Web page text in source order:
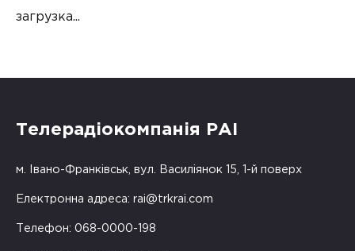
загрузка...
Телерадіокомпанія РАІ
м. Івано-Франківськ, вул. Василіянок 15, 1-й поверх
Електронна адреса: rai@trkrai.com
Телефон: 068-0000-198